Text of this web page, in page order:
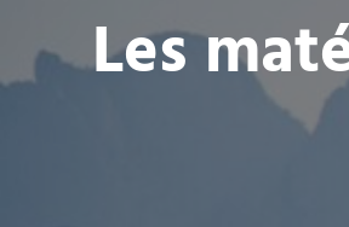
Les